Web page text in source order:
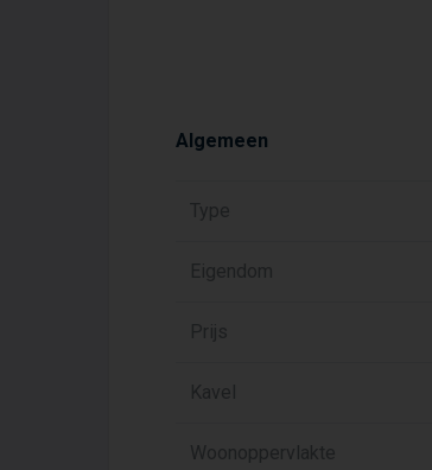
Algemeen
Type
Eigendom
Prijs
Kavel
Woonoppervlakte